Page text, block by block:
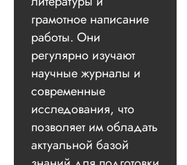
грамотное написание
работы. Они
регулярно изучают
научные журналы и
современные
исследования, что
позволяет им обладать
актуальной базой